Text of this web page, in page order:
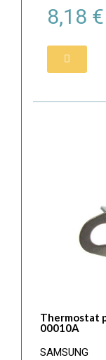
8,18 €
Thermostat
00010A
SAMSUNG